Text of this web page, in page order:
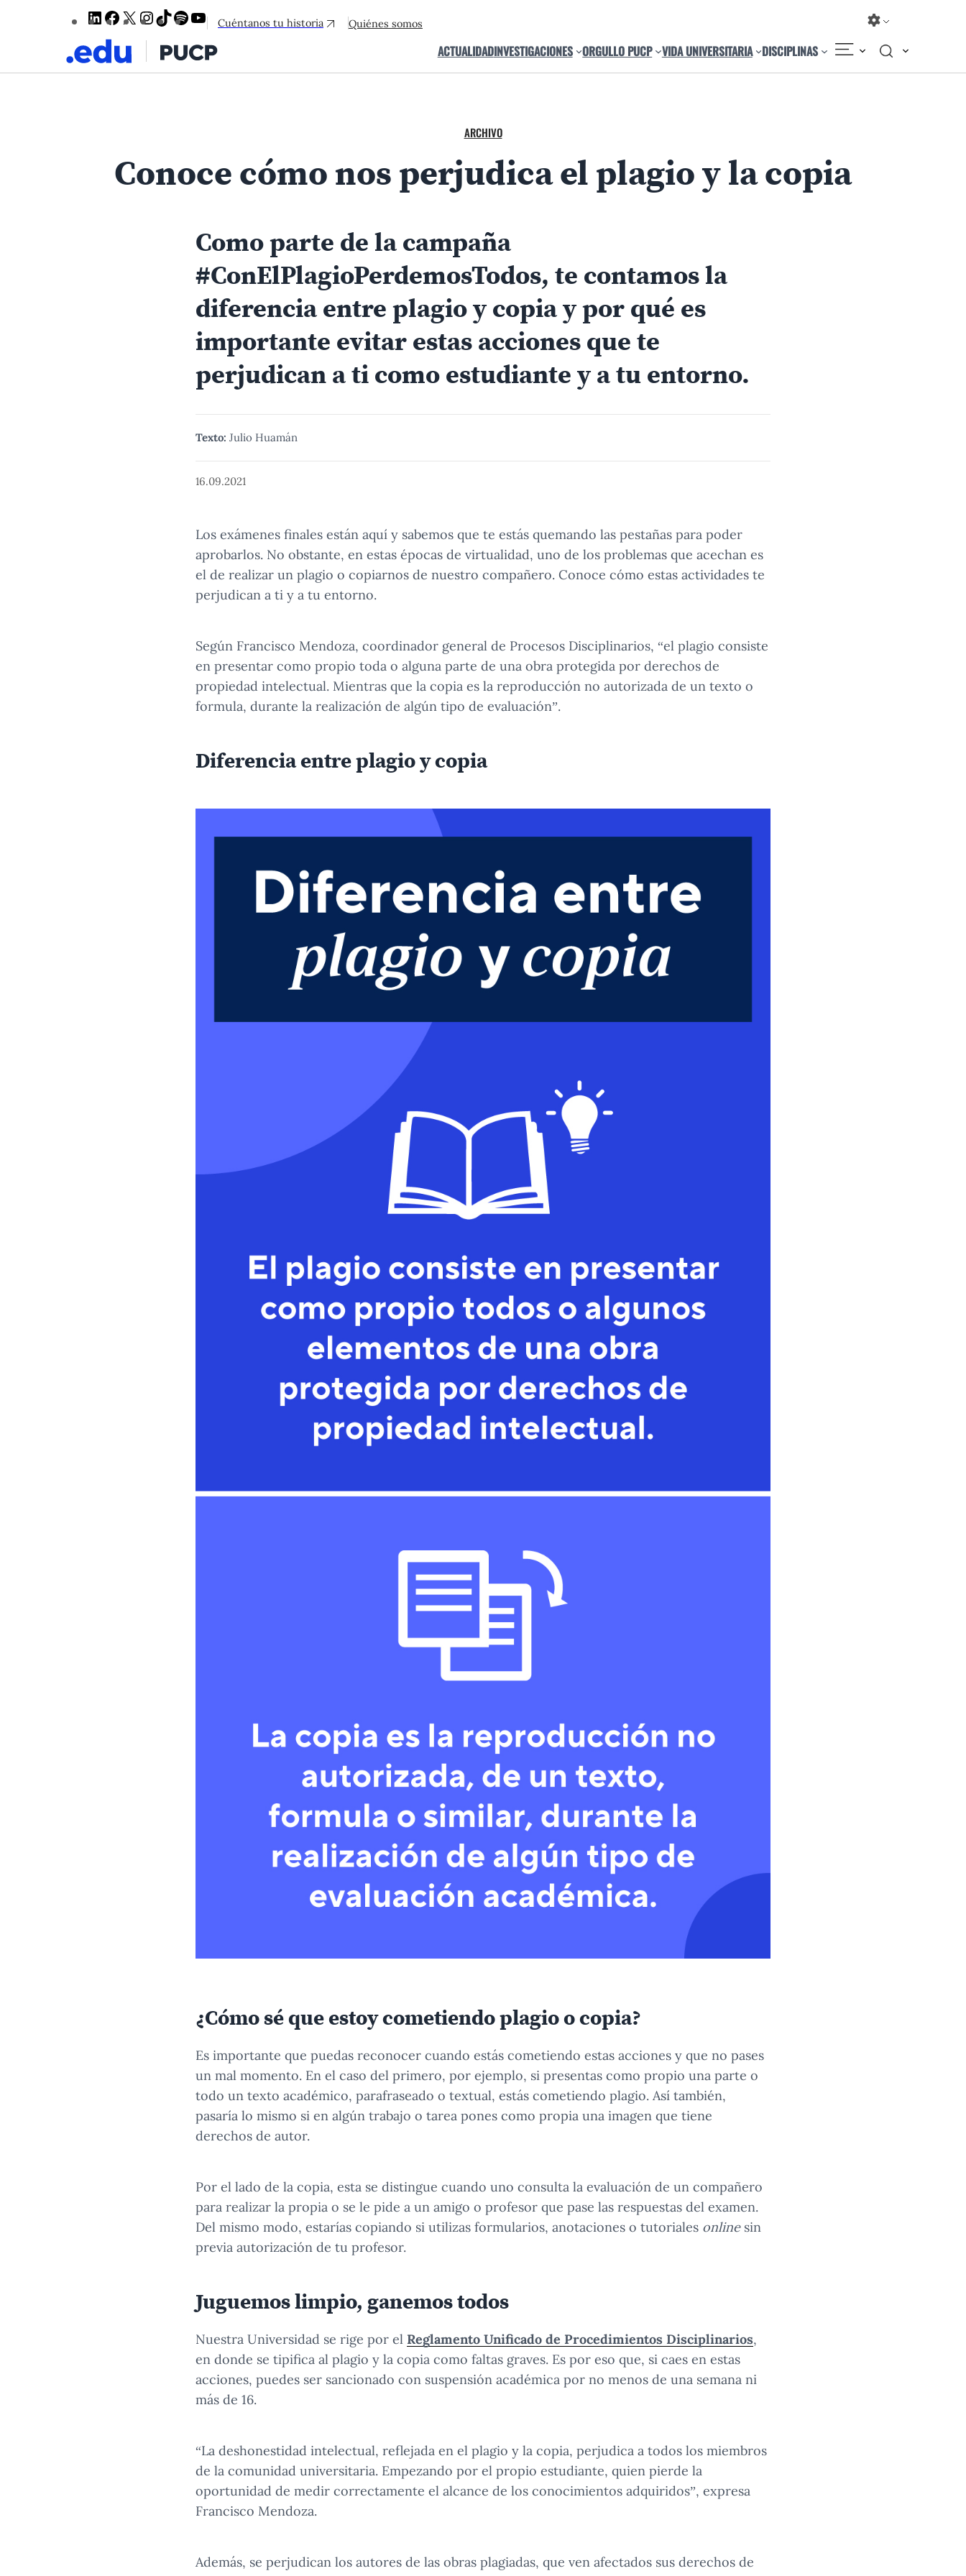
LinkedIn
Facebook
X Instagram
TikTok
Spotify
YouTube
Cuéntanos tu historia Quiénes somos
ACTUALIDADINVESTIGACIONES ORGULLO PUCP VIDA UNIVERSITARIA DISCIPLINAS
ARCHIVO
Conoce cómo nos perjudica el plagio y la copia
Como parte de la campaña
#ConElPlagioPerdemosTodos, te contamos la
diferencia entre plagio y copia y por qué es
importante evitar estas acciones que te
perjudican a ti como estudiante y a tu entorno.
Texto: Julio Huamán
16.09.2021
Los exámenes finales están aquí y sabemos que te estás quemando las pestañas para poder
aprobarlos. No obstante, en estas épocas de virtualidad, uno de los problemas que acechan es
el de realizar un plagio o copiarnos de nuestro compañero. Conoce cómo estas actividades te
perjudican a ti y a tu entorno.
Según Francisco Mendoza, coordinador general de Procesos Disciplinarios, “el plagio consiste
en presentar como propio toda o alguna parte de una obra protegida por derechos de
propiedad intelectual. Mientras que la copia es la reproducción no autorizada de un texto o
formula, durante la realización de algún tipo de evaluación”.
Diferencia entre plagio y copia
¿Cómo sé que estoy cometiendo plagio o copia?
Es importante que puedas reconocer cuando estás cometiendo estas acciones y que no pases
un mal momento. En el caso del primero, por ejemplo, si presentas como propio una parte o
todo un texto académico, parafraseado o textual, estás cometiendo plagio. Así también,
pasaría lo mismo si en algún trabajo o tarea pones como propia una imagen que tiene
derechos de autor.
Por el lado de la copia, esta se distingue cuando uno consulta la evaluación de un compañero
para realizar la propia o se le pide a un amigo o profesor que pase las respuestas del examen.
Del mismo modo, estarías copiando si utilizas formularios, anotaciones o tutoriales onlinesin
previa autorización de tu profesor.
Juguemos limpio, ganemos todos
Nuestra Universidad se rige por el Reglamento Unificado de Procedimientos Disciplinarios,
en donde se tipifica al plagio y la copia como faltas graves. Es por eso que, si caes en estas
acciones, puedes ser sancionado con suspensión académica por no menos de una semana ni
más de 16.
“La deshonestidad intelectual, reflejada en el plagio y la copia, perjudica a todos los miembros
de la comunidad universitaria. Empezando por el propio estudiante, quien pierde la
oportunidad de medir correctamente el alcance de los conocimientos adquiridos”, expresa
Francisco Mendoza.
Además, se perjudican los autores de las obras plagiadas, que ven afectados sus derechos de